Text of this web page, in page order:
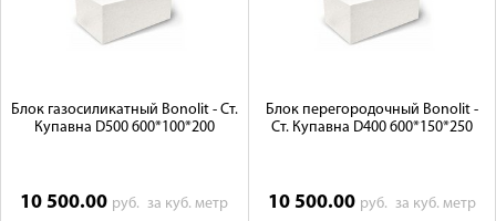
Блок газосиликатный Bonolit - Ст.
Купавна D500 600*100*200
10 500.00 руб.за куб. метр
Блок перегородочный Bonolit -
Ст. Купавна D400 600*150*250
10 500.00 руб. за куб. метр